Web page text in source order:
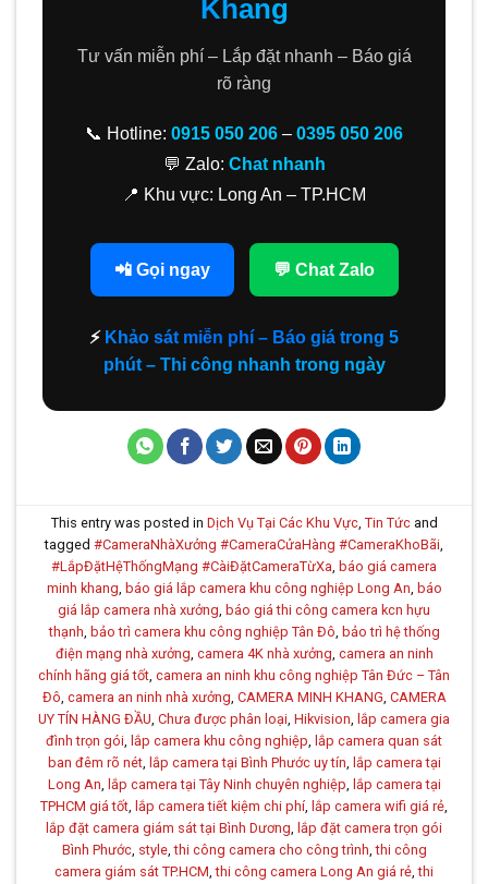
Khang
Tư vấn miễn phí – Lắp đặt nhanh – Báo giá
rõ ràng
📞 Hotline: 0915 050 206 – 0395 050 206
💬 Zalo: Chat nhanh
📍 Khu vực: Long An – TP.HCM
📲 Gọi ngay 💬 Chat Zalo
⚡ Khảo sát miễn phí – Báo giá trong 5
phút – Thi công nhanh trong ngày
This entry was posted in Dịch Vụ Tại Các Khu Vực, Tin Tứcand
tagged #CameraNhàXưởng #CameraCửaHàng #CameraKhoBãi,
#LắpĐặtHệThốngMạng #CàiĐặtCameraTừXa, báo giá camera
minh khang, báo giá lắp camera khu công nghiệp Long An, báo
giá lắp camera nhà xưởng, báo giá thi công camera kcn hựu
thạnh, bảo trì camera khu công nghiệp Tân Đô, bảo trì hệ thống
điện mạng nhà xưởng, camera 4K nhà xưởng, camera an ninh
chính hãng giá tốt, camera an ninh khu công nghiệp Tân Đức – Tân
Đô, camera an ninh nhà xưởng, CAMERA MINH KHANG, CAMERA
UY TÍN HÀNG ĐẦU, Chưa được phân loại, Hikvision, lắp camera gia
đình trọn gói, lắp camera khu công nghiệp, lắp camera quan sát
ban đêm rõ nét, lắp camera tại Bình Phước uy tín, lắp camera tại
Long An, lắp camera tại Tây Ninh chuyên nghiệp, lắp camera tại
TPHCM giá tốt, lắp camera tiết kiệm chi phí, lắp camera wifi giá rẻ,
lắp đặt camera giám sát tại Bình Dương, lắp đặt camera trọn gói
Bình Phước, style,thi công camera cho công trình,thi công
camera giám sát TP.HCM,thi công camera Long An giá rẻ,thi